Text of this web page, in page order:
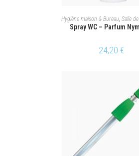
AJOUTER AU
Hygiène maison & Bureau, Salle
Spray WC – Parfum
24,20 €